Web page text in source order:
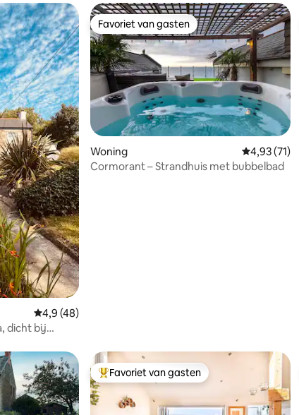
20 recensies
Gemiddelde beoordeling van 4,9 uit 5, 48 recensies
4,9 (48)
dicht bij
Favoriet van gasten
Favoriet van gasten
Woning
4,93 (71)
Cormorant – Strandhuis met bubbelbad
Topfavoriet van gasten
Favoriet van gasten